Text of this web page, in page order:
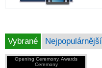
Vybrané Nejpopulárnější
Opening Ceremony, Awards
Ceremony